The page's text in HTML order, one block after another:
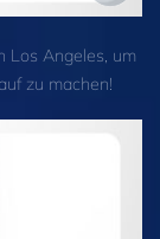
Los Angeles, um
zu machen!